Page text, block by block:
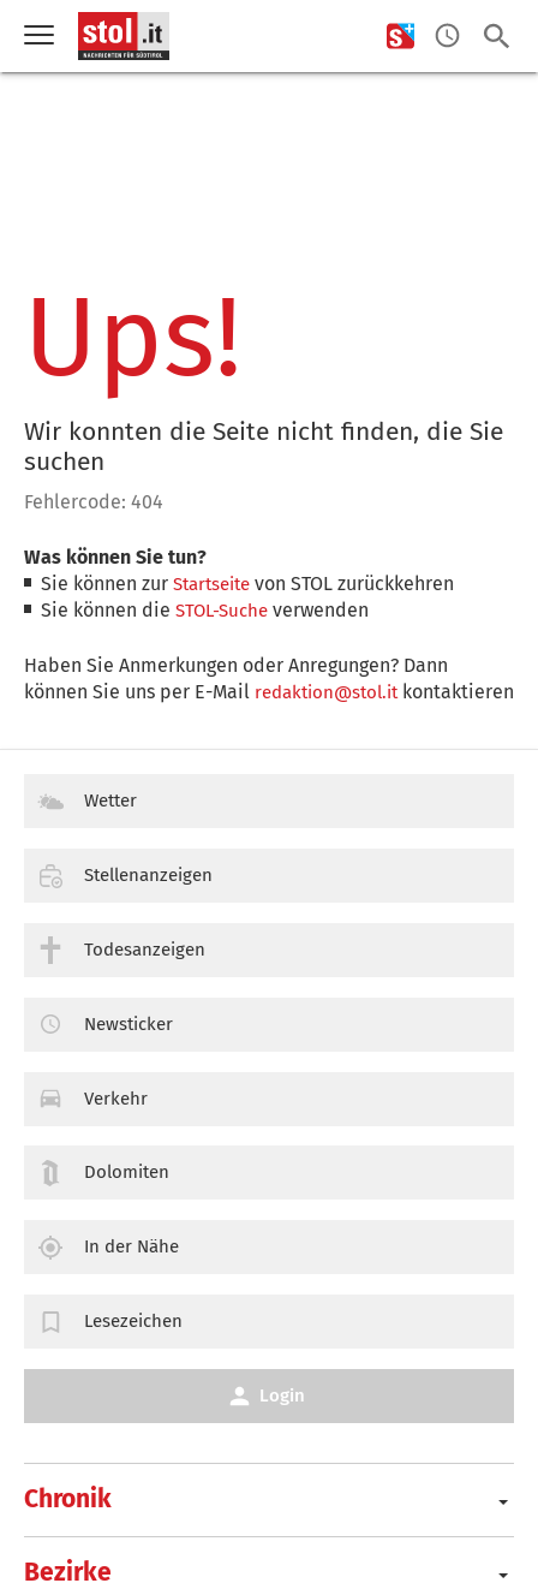
Ups!
Wir konnten die Seite nicht finden, die Sie
suchen
Fehlercode: 404
Was können Sie tun?
Sie können zurStartseite von STOL zurückkehren
Sie können dieSTOL-Suche verwenden
Haben Sie Anmerkungen oder Anregungen? Dann
können Sie uns per E-Mail redaktion@stol.itkontaktieren
Chronik
Bezirke
Wetter
Stellenanzeigen
Todesanzeigen
Newsticker
Verkehr
Dolomiten
In der Nähe
Lesezeichen
Login